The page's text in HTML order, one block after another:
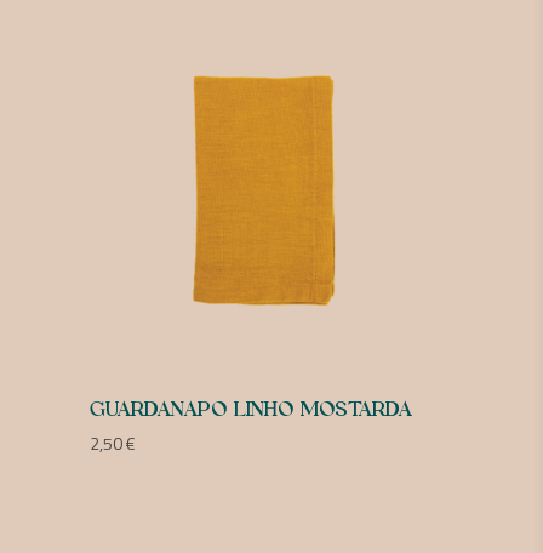
GUARDANAPO LINHO MOSTARDA
2,50€